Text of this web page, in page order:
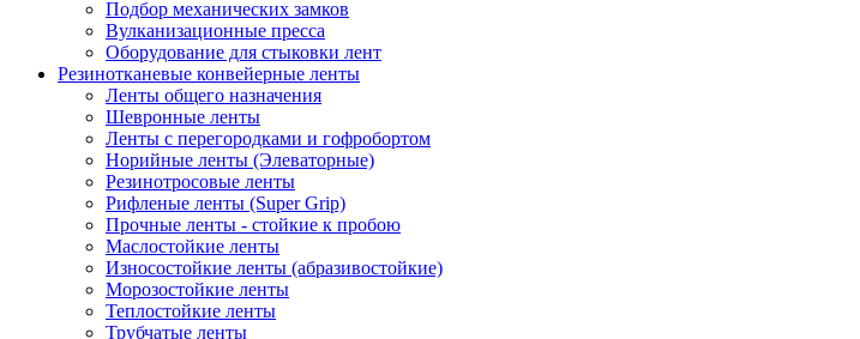
Подбор механических замков
Вулканизационные пресса
Оборудование для стыковки лент
Резинотканевые конвейерные ленты
Ленты общего назначения
Шевронные ленты
Ленты с перегородками и гофробортом
Норийные ленты (Элеваторные)
Резинотросовые ленты
Рифленые ленты (Super Grip)
Прочные ленты - стойкие к пробою
Маслостойкие ленты
Износостойкие ленты (абразивостойкие)
Морозостойкие ленты
Теплостойкие ленты
Трубчатые ленты